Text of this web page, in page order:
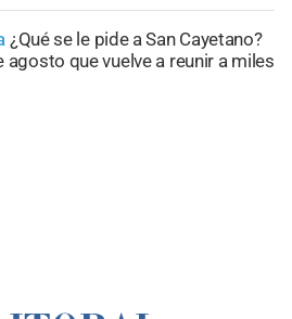
¿Qué se le pide a San Cayetano?
agosto que vuelve a reunir a miles